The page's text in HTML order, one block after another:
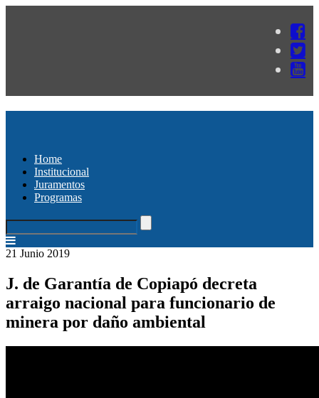
Home
Institucional
Juramentos
Programas
21 Junio 2019
J. de Garantía de Copiapó decreta
arraigo nacional para funcionario de
minera por daño ambiental